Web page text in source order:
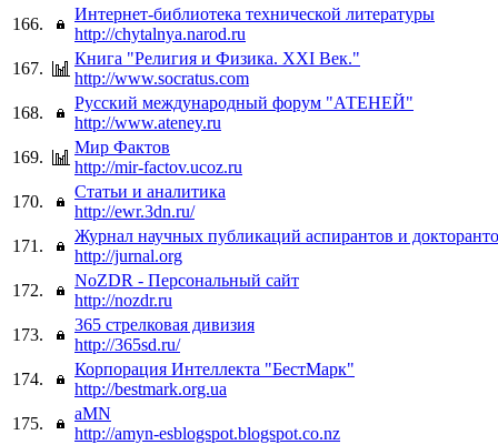
166.
Интернет-библиотека технической литературы
http://chytalnya.narod.ru
167.
Книга "Религия и Физика. XXI Век."
http://www.socratus.com
168.
Русский международный форум "АТЕНЕЙ"
http://www.ateney.ru
169.
Мир Фактов
http://mir-factov.ucoz.ru
170.
Статьи и аналитика
http://ewr.3dn.ru/
171.
Журнал научных публикаций аспирантов и
http://jurnal.org
172.
NoZDR - Персональный сайт
http://nozdr.ru
173.
365 стрелковая дивизия
http://365sd.ru/
174.
Корпорация Интеллекта "БестМарк"
http://bestmark.org.ua
175.
aMN
http://amyn-esblogspot.blogspot.co.nz